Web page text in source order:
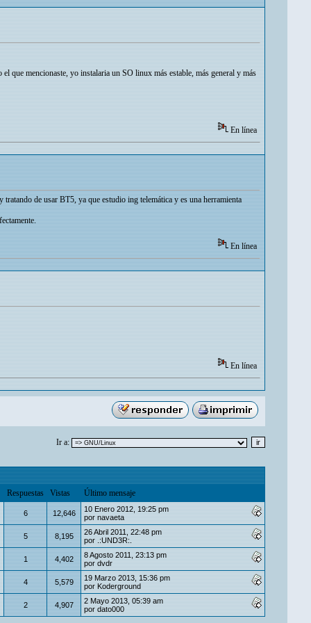
que mencionaste, yo instalaria un SO linux más estable, más general y más
En línea
de usar BT5, ya que estudio ing telemática y es una herramienta
En línea
En línea
Ir a:
Respuestas Vistas Último mensaje
6 12,646
10 Enero 2012, 19:25 pm
por navaeta
5 8,195
26 Abril 2011, 22:48 pm
por .:UND3R:.
1 4,402
8 Agosto 2011, 23:13 pm
por dvdr
4 5,579
19 Marzo 2013, 15:36 pm
por Koderground
2 4,907
2 Mayo 2013, 05:39 am
por dato000